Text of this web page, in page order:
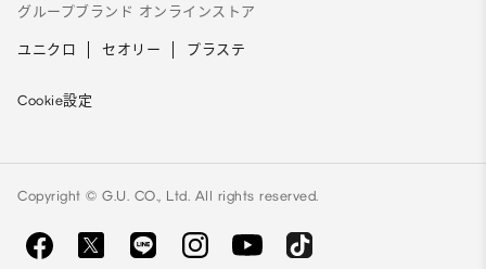
グループブランド オンラインストア
ユニクロ セオリー プラステ
Cookie設定
Copyright © G.U. CO., Ltd. All rights reserved.